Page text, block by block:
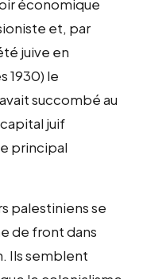
économique
et, par
juive en
1930) le
succombé au
juif
principal
palestiniens se
de front dans
Ils semblent